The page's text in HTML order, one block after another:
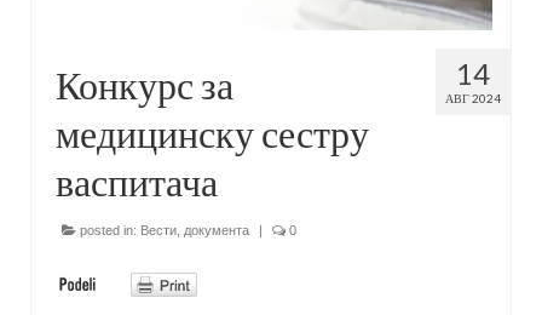
14
АВГ 2024
Конкурс за
медицинску сестру
васпитача
posted in: Вести документа | 0